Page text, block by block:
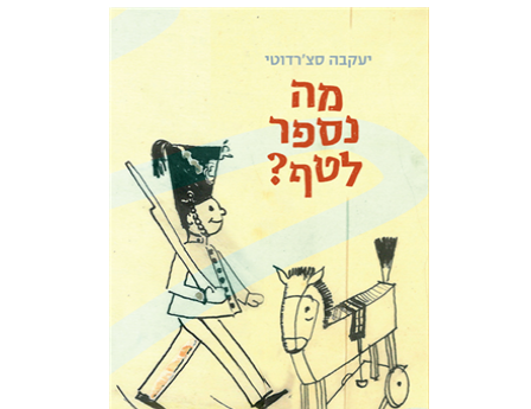
יעקבה סצ'רדוטי
תמי ישראלי
הנחת אתר ספר מודפס